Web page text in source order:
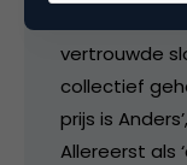
vertrouwde
collectief
prijs is
Allereerst als